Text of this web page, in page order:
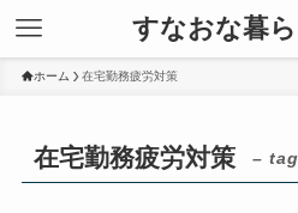
すなおな暮
ホーム 在宅勤務疲労対策
在宅勤務疲労対策 –